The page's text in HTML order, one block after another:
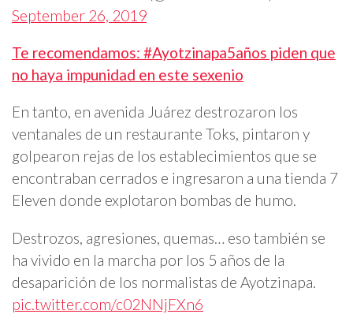
September 26, 2019
Te recomendamos: #Ayotzinapa5años piden que
no haya impunidad en este sexenio
En tanto, en avenida Juárez destrozaron los
ventanales de un restaurante Toks, pintaron y
golpearon rejas de los establecimientos que se
encontraban cerrados e ingresaron a una tienda 7
Eleven donde explotaron bombas de humo.
Destrozos, agresiones, quemas… eso también se
ha vivido en la marcha por los 5 años de la
desaparición de los normalistas de Ayotzinapa.
pic.twitter.com/c02NNjFXn6